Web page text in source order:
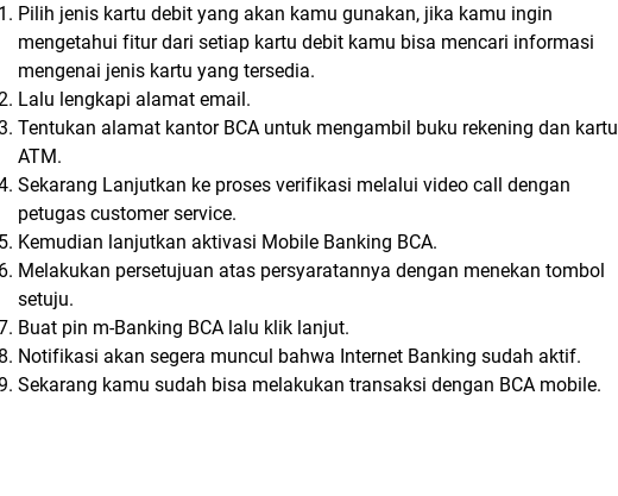
Pilih jenis kartu debit yang akan kamu gunakan, jika kamu ingin
mengetahui fitur dari setiap kartu debit kamu bisa mencari informasi
mengenai jenis kartu yang tersedia.
Lalu lengkapi alamat email.
Tentukan alamat kantor BCA untuk mengambil buku rekening dan kartu
ATM.
Sekarang Lanjutkan ke proses verifikasi melalui video call dengan
petugas customer service.
Kemudian lanjutkan aktivasi Mobile Banking BCA.
Melakukan persetujuan atas persyaratannya dengan menekan tombol
setuju.
Buat pin m-Banking BCA lalu klik lanjut.
Notifikasi akan segera muncul bahwa Internet Banking sudah aktif.
Sekarang kamu sudah bisa melakukan transaksi dengan BCA mobile.